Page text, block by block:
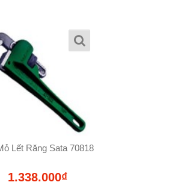
Lết Răng Sata 70818
1.338.000₫